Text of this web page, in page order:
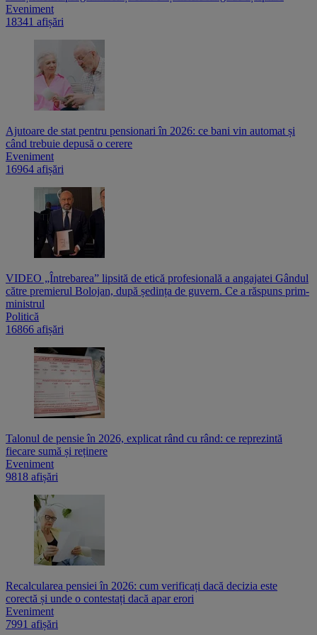
Eveniment
18341 afișări
Ajutoare de stat pentru pensionari în 2026: ce bani vin automat și
când trebuie depusă o cerere
Eveniment
16964 afișări
VIDEO „Întrebarea” lipsită de etică profesională a angajatei Gândul
către premierul Bolojan, după ședința de guvern. Ce a răspuns prim-
ministrul
Politică
16866 afișări
Talonul de pensie în 2026, explicat rând cu rând: ce reprezintă
fiecare sumă și reținere
Eveniment
9818 afișări
Recalcularea pensiei în 2026: cum verificați dacă decizia este
corectă și unde o contestați dacă apar erori
Eveniment
7991 afișări